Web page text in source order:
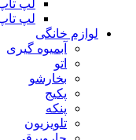
لپ
لپ
لوازم خانگی
آبمیوه گیری
اتو
بخارشو
پکیج
پنکه
تلویزیون